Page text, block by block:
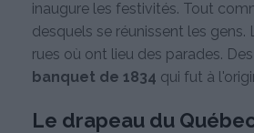
inaugure les festivités. Tout
desquels se réunissent les
rues où ont lieu des parades.
banquet de 1834 qui fut à
Le drapeau du